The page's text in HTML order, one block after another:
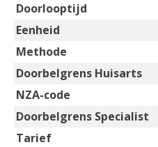
Doorlooptijd
Eenheid
Methode
Doorbelgrens Huisarts
NZA-code
Doorbelgrens Specialist
Tarief